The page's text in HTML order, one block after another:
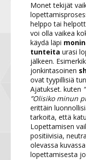
Monet tekijät
helppo tai
voi olla vaikea
käydä läpi
tunteita urasi
jälkeen.
jonkintasoinen
ovat tyypillisiä
Ajatukset. kuten
”Olisiko minun
erittäin
tarkoita, että
Lopettamisen
positiivisia,
olevassa
lopettamisesta